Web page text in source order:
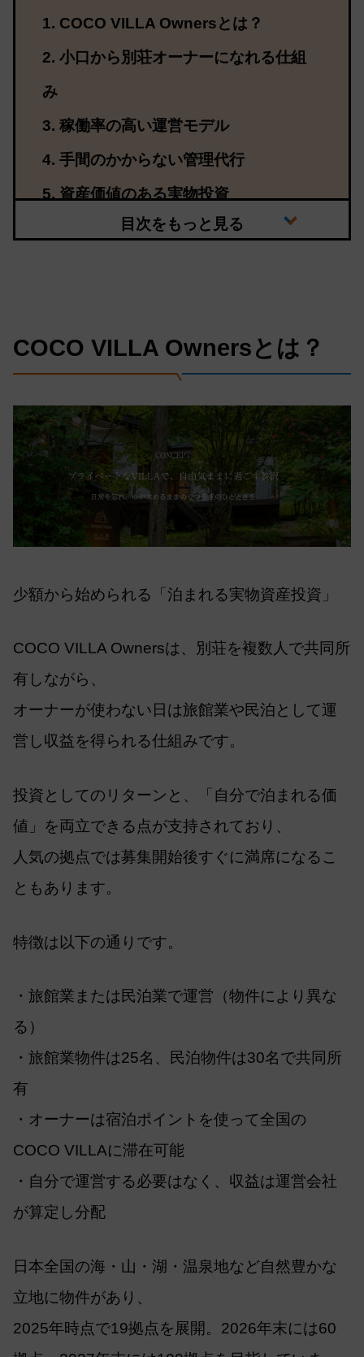
COCO VILLA Ownersとは？
小口から別荘オーナーになれる仕組
み
稼働率の高い運営モデル
手間のかからない管理代行
資産価値のある実物投資
COCO VILLA Ownersとは？
少額から始められる「泊まれる実物資産投資」
COCO VILLA Ownersは、別荘を複数人で共同所
有しながら、
オーナーが使わない日は旅館業や民泊として運
営し収益を得られる仕組みです。
投資としてのリターンと、「自分で泊まれる価
値」を両立できる点が支持されており、
人気の拠点では募集開始後すぐに満席になるこ
ともあります。
特徴は以下の通りです。
・旅館業または民泊業で運営（物件により異な
る）
・旅館業物件は25名、民泊物件は30名で共同所
有
・オーナーは宿泊ポイントを使って全国の
COCO VILLAに滞在可能
・自分で運営する必要はなく、収益は運営会社
が算定し分配
日本全国の海・山・湖・温泉地など自然豊かな
立地に物件があり、
2025年時点で19拠点を展開。2026年末には60